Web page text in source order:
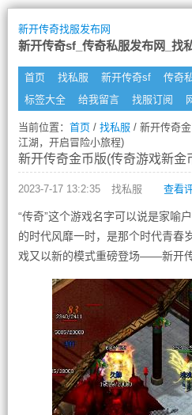
新开传奇找服发布网
新开传奇sf_传奇私服发布网_找
首页 找私服 新开传奇sf 传奇
标签大全
给我留言 找服订阅
当前位置： 首页/ 找私服 / 新开传奇
江湖，开启冒险小旅程)
新开传奇金币版(传奇游戏新
2023-7-17 13:2:35 找私服 查看
“传奇”这个游戏名字可以说是家喻
的时代风靡一时，是那个时代青春
戏又以新的模式重磅登场——新开传